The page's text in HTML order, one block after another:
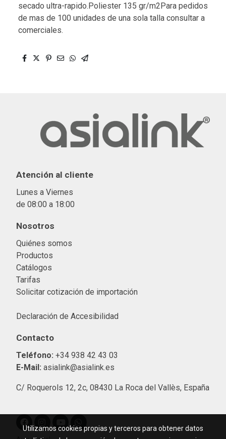
secado ultra-rapido.Poliester 135 gr/m2Para pedidos
de mas de 100 unidades de una sola talla consultar a
comerciales.
Atención al cliente
Lunes a Viernes
de 08:00 a 18:00
Nosotros
Quiénes somos
Productos
Catálogos
Tarifas
Solicitar cotización de importación
Declaración de Accesibilidad
Contacto
Teléfono: +34 938 42 43 03
E-Mail: asialink@asialink.es
C/ Roquerols 12, 2c, 08430 La Roca del Vallès, España
Utilizamos cookies propias y terceros para obtener datos